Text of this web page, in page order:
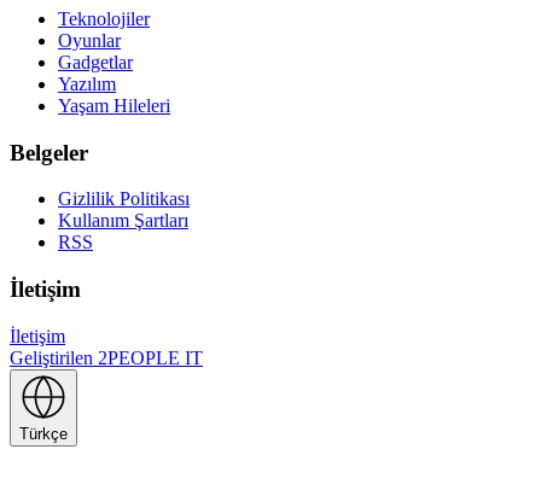
Teknolojiler
Oyunlar
Gadgetlar
Yazılım
Yaşam Hileleri
Belgeler
Gizlilik Politikası
Kullanım Şartları
RSS
İletişim
İletişim
Geliştirilen 2PEOPLE IT
Türkçe